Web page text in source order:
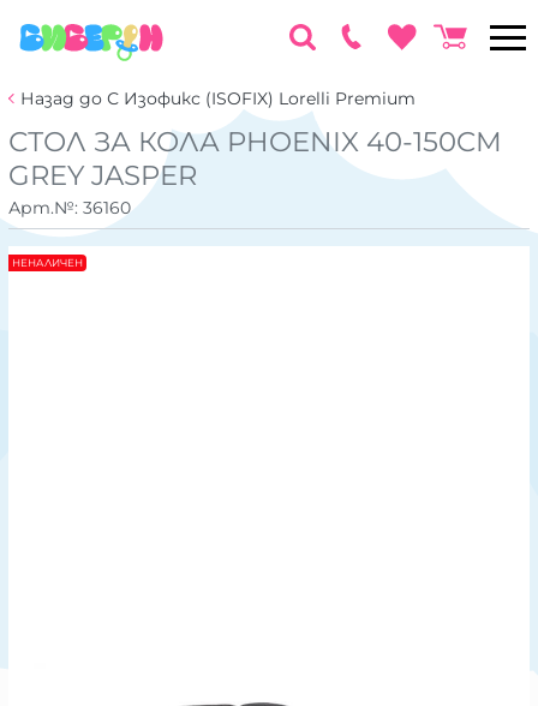
Назад до С Изофикс (ISOFIX) Lorelli Premium
СТОЛ ЗА КОЛА PHOENIX 40-150CM
GREY JASPER
Арт.№: 36160
НЕНАЛИЧЕН